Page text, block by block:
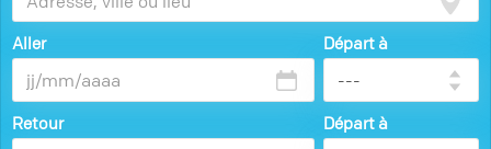
Aller Départ à
Retour Départ à